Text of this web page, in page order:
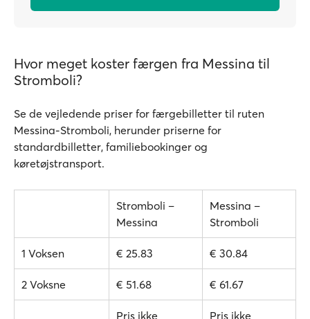
Hvor meget koster færgen fra Messina til
Stromboli?
Se de vejledende priser for færgebilletter til ruten
Messina-Stromboli, herunder priserne for
standardbilletter, familiebookinger og
køretøjstransport.
Stromboli –
Messina
Messina –
Stromboli
1 Voksen € 25.83 € 30.84
2 Voksne € 51.68 € 61.67
Pris ikke Pris ikke